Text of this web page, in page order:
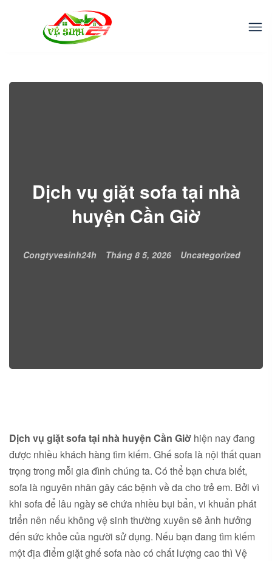
Dịch vụ giặt sofa tại nhà
huyện Cần Giờ
Congtyvesinh24h Tháng 8 5, 2026 Uncategorized
Dịch vụ giặt sofa tại nhà huyện Cần Giờ hiện nay đang
được nhiều khách hàng tìm kiếm. Ghế sofa là nội thất quan
trọng trong mỗi gia đình chúng ta. Có thể bạn chưa biết,
sofa là nguyên nhân gây các bệnh về da cho trẻ em. Bởi vì
khi sofa để lâu ngày sẽ chứa nhiều bụi bẩn, vi khuẩn phát
triển nên nếu không vệ sinh thường xuyên sẽ ảnh hưởng
đến sức khỏe của người sử dụng. Nếu bạn đang tìm kiếm
một địa điểm giặt ghế sofa nào có chất lượng cao thì Vệ